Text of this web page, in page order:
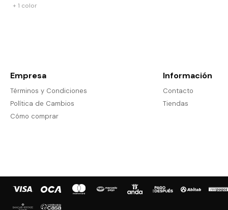
+ 1 color
Empresa
Términos y Condiciones
Política de Cambios
Cómo comprar
Información
Contacto
Tiendas